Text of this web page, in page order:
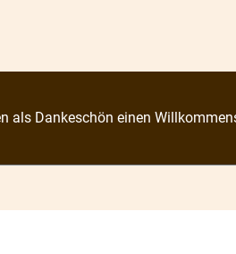
als Dankeschön einen